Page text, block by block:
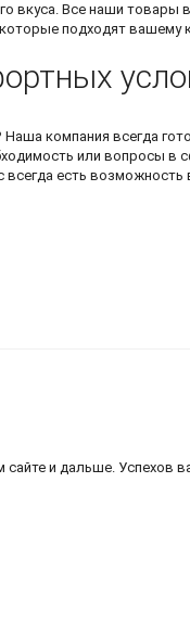
вкуса. Все наши товары
подходят
Наша компания всегда
или вопросы в
есть
сайте и дальше. Успехов